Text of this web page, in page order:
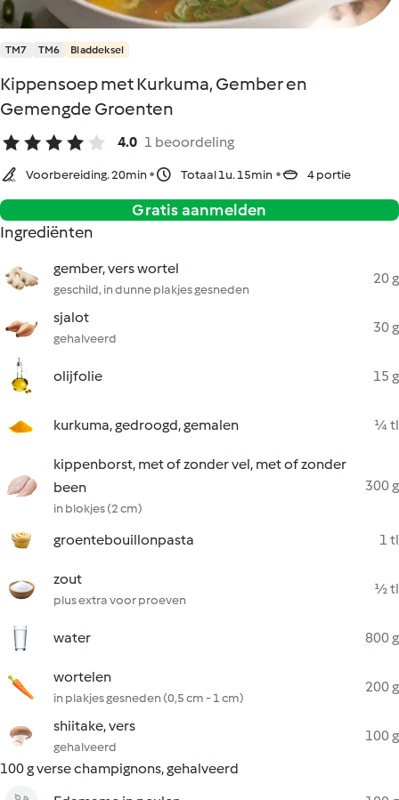
TM7 TM6 Bladdeksel
Kippensoep met Kurkuma, Gember en
Gemengde Groenten
4.0 1 beoordeling
Voorbereiding. 20min Totaal 1u. 15min 4 portie
Gratis aanmelden
Ingrediënten
gember, vers wortel
geschild, in dunne plakjes gesneden
20 g
sjalot
gehalveerd
30 g
olijfolie 15 g
kurkuma, gedroogd, gemalen ¼ tl
kippenborst, met of zonder vel, met of zonder
been
in blokjes (2 cm)
300 g
groentebouillonpasta 1 tl
zout
plus extra voor proeven
½ tl
water 800 g
wortelen
in plakjes gesneden (0,5 cm - 1 cm)
200 g
shiitake, vers
gehalveerd
100 g
100 g verse champignons, gehalveerd